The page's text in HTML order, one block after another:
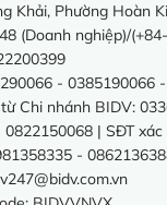
Khải, Phường Hoàn
(Doanh nghiệp)/
- 0385190066
Chi nhánh BIDV:
| SĐT
-